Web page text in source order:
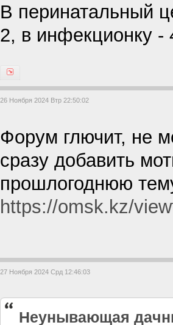
В перинатальный
2, в инфекционку
26 Ноября 2024 Втр 22:50:02
Форум глючит, не
сразу добавить
прошлогоднюю
https://omsk.kz/
27 Ноября 2024 Срд 12:46:03
Heyнывaющая